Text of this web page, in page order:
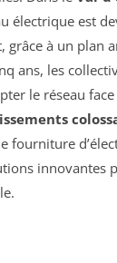
électrique est
grâce à un plan
ans, les
le réseau
fourniture
innovantes